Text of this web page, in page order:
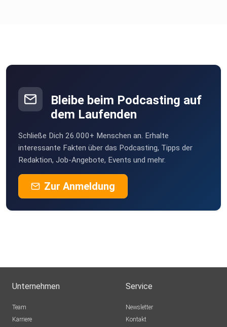
Bleibe beim Podcasting auf
dem Laufenden
Schließe Dich 26.000+ Menschen an. Erhalte
interessante Fakten über das Podcasting, Tipps der
Redaktion, Job-Angebote, Events und mehr.
Zur Anmeldung
Unternehmen
Team
Karriere
Service
Newsletter
Kontakt